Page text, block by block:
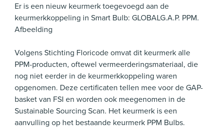
Er is een nieuw keurmerk toegevoegd aan de
keurmerkkoppeling in Smart Bulb: GLOBALG.A.P. PPM.
Afbeelding
Volgens Stichting Floricode omvat dit keurmerk alle
PPM-producten, oftewel vermeerderingsmateriaal, die
nog niet eerder in de keurmerkkoppeling waren
opgenomen. Deze certificaten tellen mee voor de GAP-
basket van FSI en worden ook meegenomen in de
Sustainable Sourcing Scan. Het keurmerk is een
aanvulling op het bestaande keurmerk PPM Bulbs.